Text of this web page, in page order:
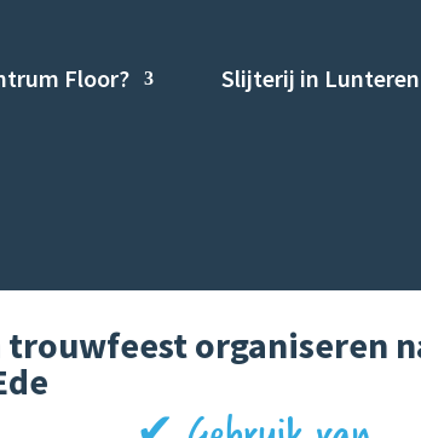
Floor?
Slijterij in Lunteren
trouwfeest organiseren